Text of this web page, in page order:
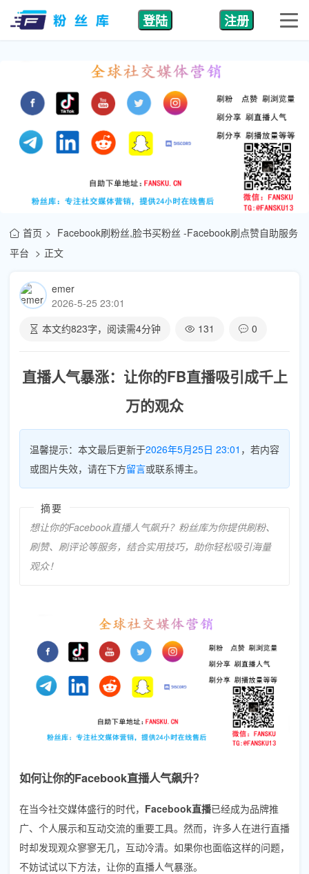
登陆 注册
首页
Facebook刷粉丝,脸书买粉丝 -Facebook刷点赞自助服务
平台
正文
emer
2026-5-25 23:01
本文约823字，阅读需4分钟 131 0
直播人气暴涨：让你的FB直播吸引成千上
万的观众
温馨提示：本文最后更新于2026年5月25日 23:01 ，若内容
或图片失效，请在下方留言或联系博主。
摘要
想让你的Facebook直播人气飙升？粉丝库为你提供刷粉、
刷赞、刷评论等服务，结合实用技巧，助你轻松吸引海量
观众！
如何让你的Facebook直播人气飙升？
在当今社交媒体盛行的时代， Facebook直播已经成为品牌推
广、个人展示和互动交流的重要工具。然而，许多人在进行直播
时却发现观众寥寥无几，互动冷清。如果你也面临这样的问题，
不妨试试以下方法，让你的直播人气暴涨。